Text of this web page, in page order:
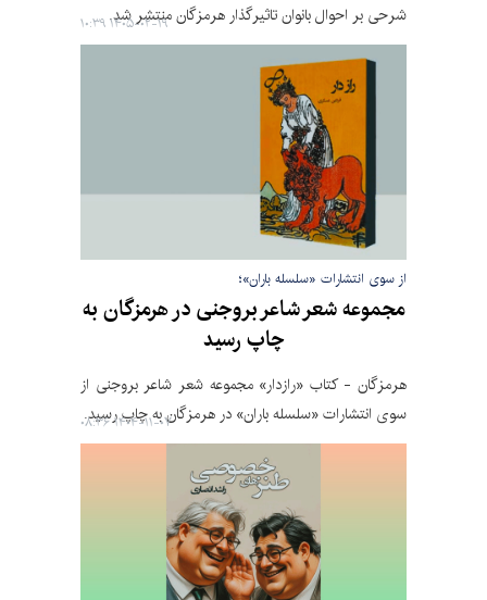
شرحی بر احوال بانوان تاثیرگذار هرمزگان منتشر شد.
۱۴۰۵-۰۲-۱۹ ۱۰:۳۹
از سوی انتشارات «سلسله باران»؛
مجموعه شعر شاعر بروجنی در هرمزگان به
چاپ رسید
هرمزگان - کتاب «رازدار» مجموعه شعر شاعر بروجنی از
سوی انتشارات «سلسله باران» در هرمزگان به چاپ رسید.
۱۴۰۴-۱۱-۰۷ ۰۸:۳۶